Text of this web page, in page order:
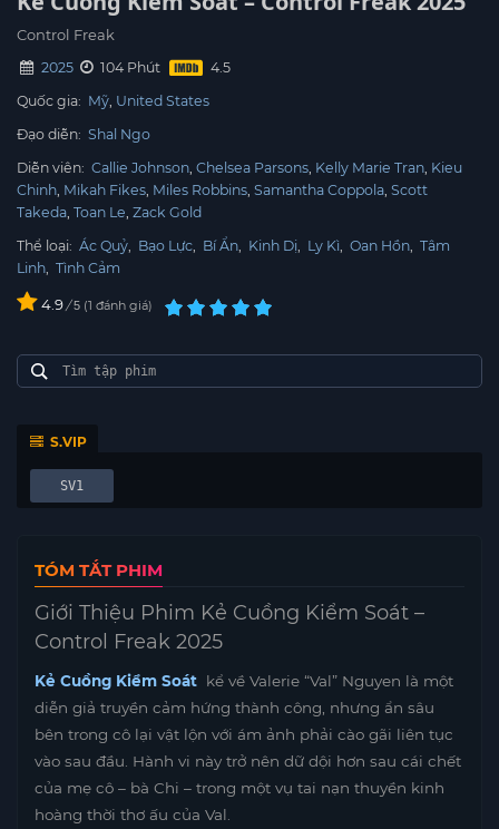
Control Freak
2025
104 Phút
Quốc gia: Mỹ United States
Đạo diễn: Shal Ngo
Diễn viên: Callie Johnson Chelsea Parsons Kelly Marie Tran Kieu
Chinh Mikah Fikes Miles Robbins Samantha Coppola Scott
Takeda Toan Le Zack Gold
Thể loại: Ác Quỷ, Bạo Lực, Bí Ẩn, Kinh Dị, Ly Kì, Oan Hồn, Tâm
Linh, Tình Cảm
4.9/ 5 1 đánh giá
S.VIP
SV1
TÓM TẮT PHIM
Giới Thiệu Phim Kẻ Cuồng Kiểm Soát –
Control Freak 2025
Kẻ Cuồng Kiểm Soát kể về Valerie “Val” Nguyen là một
diễn giả truyền cảm hứng thành công, nhưng ẩn sâu
bên trong cô lại vật lộn với ám ảnh phải cào gãi liên tục
vào sau đầu. Hành vi này trở nên dữ dội hơn sau cái chết
của mẹ cô – bà Chi – trong một vụ tai nạn thuyền kinh
hoàng thời thơ ấu của Val.